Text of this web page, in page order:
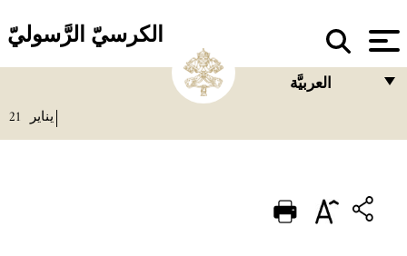
الكرسيّ الرَّسوليّ
العربيَّة
PORTUGUÊS
يناير 21